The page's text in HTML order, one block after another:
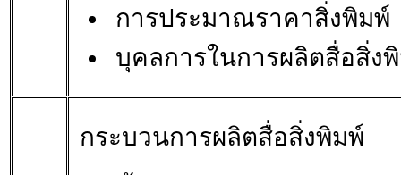
การประมาณราคาสิ่งพิมพ์
บุคลการในการผลิตสื่อสิ่ง
กระบวนการผลิตสื่อสิ่งพิมพ์